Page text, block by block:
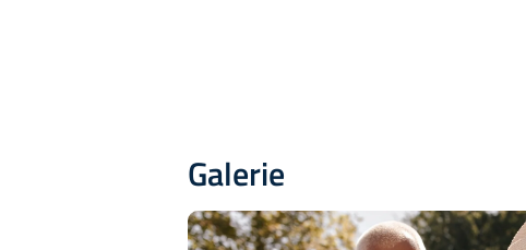
Galerie